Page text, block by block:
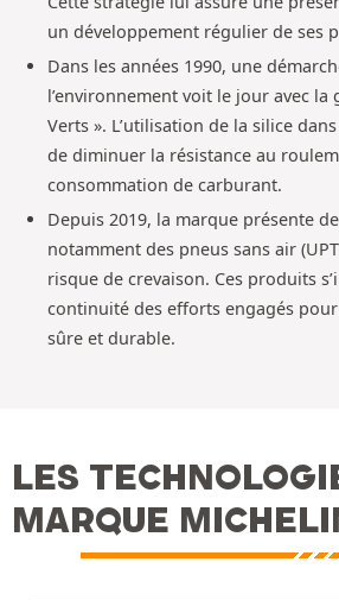
un développement régulier de ses
Dans les années 1990, une
l’environnement voit le jour avec la
Verts ». L’utilisation de la silice
de diminuer la résistance au
consommation de carburant.
Depuis 2019, la marque présente
notamment des pneus sans air
risque de crevaison. Ces produits
continuité des efforts engagés
sûre et durable.
LES
MARQUE